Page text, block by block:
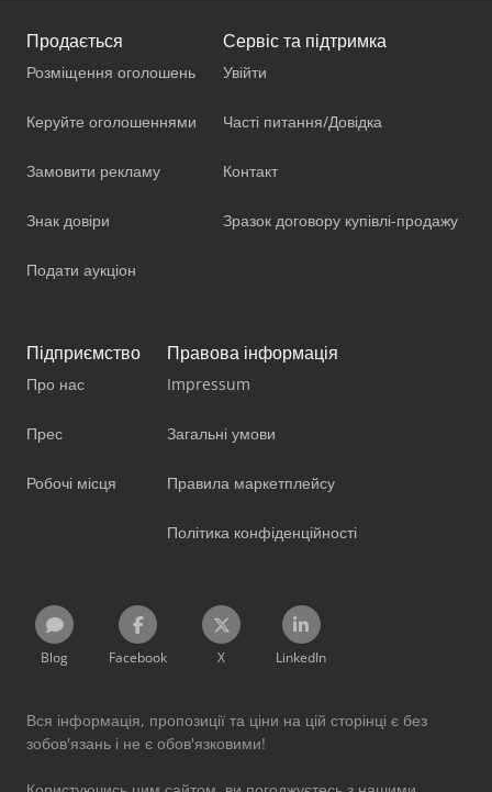
Продається
Розміщення оголошень
Керуйте оголошеннями
Замовити рекламу
Знак довіри
Подати аукціон
Сервіс та підтримка
Увійти
Часті питання/Довідка
Контакт
Зразок договору купівлі-продажу
Підприємство
Про нас
Прес
Робочі місця
Правова інформація
Impressum
Загальні умови
Правила маркетплейсу
Політика конфіденційності
Blog Facebook X LinkedIn
Вся інформація, пропозиції та ціни на цій сторінці є без
зобов'язань і не є обов'язковими!